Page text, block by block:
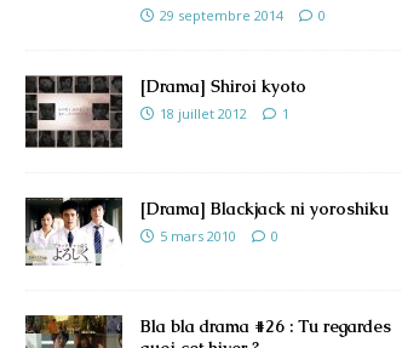
29 septembre 2014 0
[Drama] Shiroi kyoto
18 juillet 2012 1
[Drama] Blackjack ni yoroshiku
5 mars 2010 0
Bla bla drama #26 : Tu regardes